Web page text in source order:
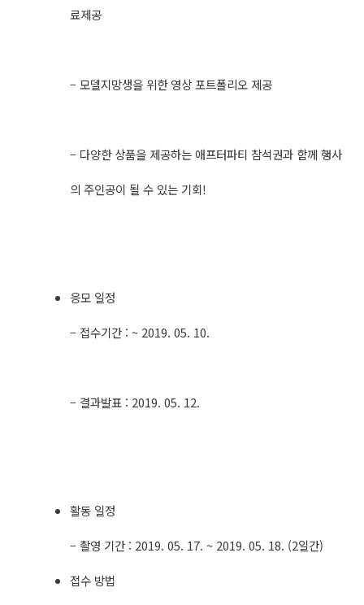
료제공
– 모델지망생을 위한 영상 포트폴리오 제공
– 다양한 상품을 제공하는 애프터파티 참석권과 함께 행사
의 주인공이 될 수 있는 기회!
응모 일정
– 접수기간 : ~ 2019. 05. 10.
– 결과발표 : 2019. 05. 12.
활동 일정
– 촬영 기간 : 2019. 05. 17. ~ 2019. 05. 18. (2일간)
접수 방법